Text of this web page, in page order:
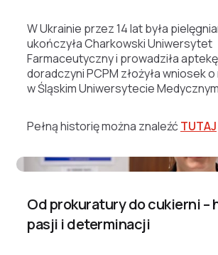
W Ukrainie przez 14 lat była
ukończyła Charkowski Uniwersytet
Farmaceutyczny i prowadziła
doradczyni PCPM złożyła wniosek
w Śląskim Uniwersytecie
Pełną historię można znaleźć TUTAJ
Tetiana
Od prokuratury do cukierni –
pasji i determinacji